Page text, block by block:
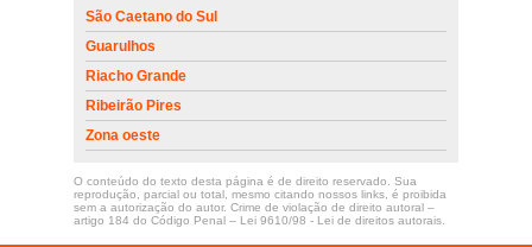
São Caetano do Sul
Guarulhos
Riacho Grande
Ribeirão Pires
Zona oeste
O conteúdo do texto desta página é de direito reservado. Sua
reprodução, parcial ou total, mesmo citando nossos links, é proibida
sem a autorização do autor. Crime de violação de direito autoral –
artigo 184 do Código Penal – Lei 9610/98 - Lei de direitos autorais.